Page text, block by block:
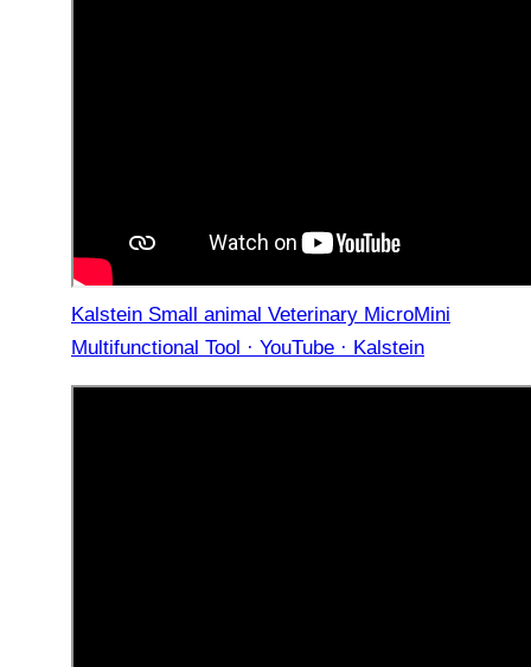
Kalstein Small animal Veterinary MicroMini
Multifunctional Tool · YouTube · Kalstein